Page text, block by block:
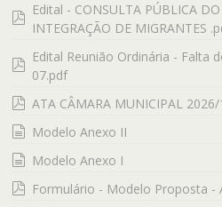
pdf
Edital - CONSULTA PÚBLICA
INTEGRAÇÃO DE MIGRANTES
pdf
Edital Reunião Ordinária - Falta
07.pdf
pdf
ATA CÂMARA MUNICIPAL
documento
Modelo Anexo II
documento
Modelo Anexo I
pdf
Formulário - Modelo Proposta -